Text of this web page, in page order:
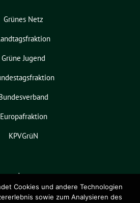
Grünes Netz
Grüne Jugend
Europafraktion
KPVGrüN
das
‐ ein
.
Cookies und andere Technologien
sowie zum Analysieren des